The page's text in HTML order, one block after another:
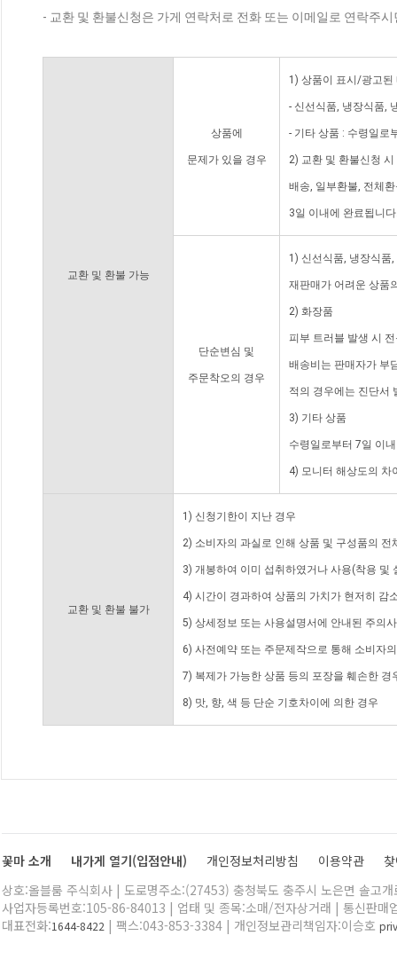
- 교환 및 환불신청은 가게 연락처로 전화 또는 이메일로 연락주
교환 및 환불 가능
상품에
문제가 있을 경우
1) 상품이 표시/광고된
- 신선식품, 냉장식품,
- 기타 상품 : 수령일로
2) 교환 및 환불신청
배송, 일부환불, 전체
3일 이내에 완료됩니
단순변심 및
주문착오의 경우
1) 신선식품, 냉장식품
재판매가 어려운 상품
2) 화장품
피부 트러블 발생 시
배송비는 판매자가 부
적의 경우에는 진단서
3) 기타 상품
수령일로부터 7일 이
4) 모니터 해상도의 차
교환 및 환불 불가
1) 신청기한이 지난 경우
2) 소비자의 과실로 인해 상품 및 구성품의
3) 개봉하여 이미 섭취하였거나 사용(착용 및
4) 시간이 경과하여 상품의 가치가 현저히 감
5) 상세정보 또는 사용설명서에 안내된 주의
6) 사전예약 또는 주문제작으로 통해 소비자
7) 복제가 가능한 상품 등의 포장을 훼손한 경
8) 맛, 향, 색 등 단순 기호차이에 의한 경우
꽃마 소개 내가게 열기(입점안내) 개인정보처리방침 이용약관
상호:올블룸 주식회사 | 도로명주소:(27453) 충청북도 충주시 노은면 솔고
사업자등록번호:105-86-84013 | 업태 및 종목:소매/전자상거래 | 통신판매
대표전화:1644-8422 | 팩스:043-853-3384 | 개인정보관리책임자:이승호